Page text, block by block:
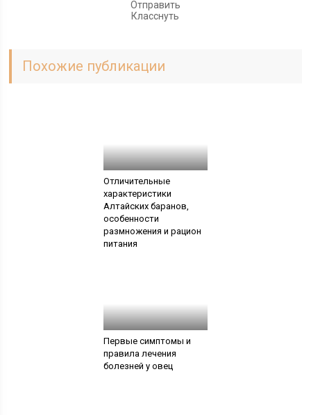
Отправить
Класснуть
Похожие публикации
Отличительные
характеристики
Алтайских баранов,
особенности
размножения и рацион
питания
Первые симптомы и
правила лечения
болезней у овец